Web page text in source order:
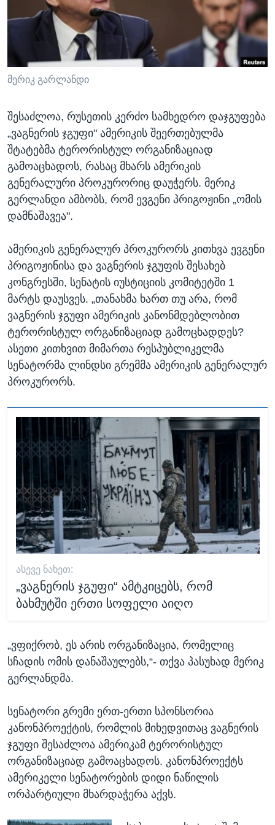
ᲡᲢᲣᲓᲘᲐ ᲕᲐᲨᲘᲜᲒᲢᲝᲜᲘ
ᲔᲙᲝᲜᲝᲛᲘᲙᲐ
ᲯᲐᲜᲛᲠᲗᲔᲚᲝᲑᲐ
ᲛᲔᲪᲜᲘᲔᲠᲔᲑᲐ
ᲘᲜᲢᲔᲠᲕᲘᲣ
ᲒᲐᲚᲘᲚᲔᲝ
ᲓᲔᲖᲘᲜᲤᲝᲠᲛᲐᲪᲘᲐ
Learning English
ᲗᲕᲐᲚᲘ ᲒᲕᲐᲓᲔᲕᲜᲔᲗ
ენები
მერიკ გარლანდი
შესაძლოა, რუსეთის კერძო სამხედრო დაჯგუფება
„ვაგნერის ჯგუფი" ამერიკის შეერთებულმა
შტატებმა ტერორისტულ ორგანიზაციად
გამოაცხადოს, რასაც მხარს ამერიკის
გენერალური პროკურორიც დაუჭერს. მერიკ
გერლანდი ამბობს, რომ ევგენი პრიგოჟინი „ომის
დამნაშავეა".
ამერიკის გენერალურ პროკურორს კითხვა ევგენი
პრიგოჟინისა და ვაგნერის ჯგუფის შესახებ
კონგრესში, სენატის იუსტიციის კომიტეტში 1
მარტს დაუსვეს. „თანახმა ხართ თუ არა, რომ
ვაგნერის ჯგუფი ამერიკის კანონმდებლობით
ტერორისტულ ორგანიზაციად გამოცხადდეს?
ასეთი კითხვით მიმართა რესპუბლიკელმა
სენატორმა ლინდსი გრემმა ამერიკის გენერალურ
პროკურორს.
ᲐᲡᲔᲕᲔ ᲜᲐᲮᲔᲗ:
„ვაგნერის ჯგუფი“ ამტკიცებს, რომ
ბახმუტში ერთი სოფელი აიღო
„ვფიქრობ, ეს არის ორგანიზაცია, რომელიც
სჩადის ომის დანაშაულებს,“- თქვა პასუხად მერიკ
გერლანდმა.
სენატორი გრემი ერთ-ერთი სპონსორია
კანონპროექტის, რომლის მიხედვითაც ვაგნერის
ჯგუფი შესაძლოა ამერიკამ ტერორისტულ
ორგანიზაციად გამოაცხადოს. კანონპროექტს
ამერიკელი სენატორების დიდი ნაწილის
ორპარტიული მხარდაჭერა აქვს.